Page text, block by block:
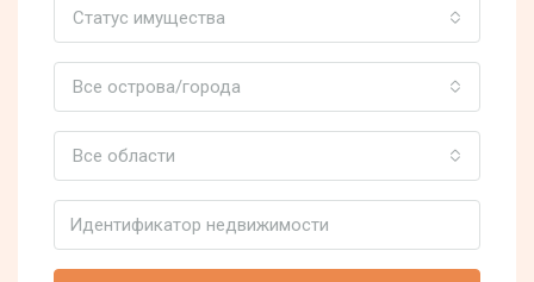
Статус имущества
Все острова/города
Все области